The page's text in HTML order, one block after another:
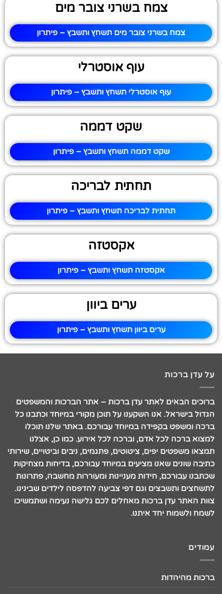
צמח בשרני צובר מים
צמח בשרני צובר מים תשחץ ותשבץ – פיתרון
עוף אוסטרלי
עוף אוסטרלי תשחץ ותשבץ – פיתרון
שקט דממה
שקט דממה תשחץ ותשבץ – פיתרון
תחתית לבריכה
תחתית לבריכה תשחץ ותשבץ – פיתרון
אקסטזה
אקסטזה תשחץ ותשבץ – פיתרון
ערים ביוון
ערים ביוון תשחץ ותשבץ – פיתרון
על עדן ברכות
ברוכים הבאים לאתר עדן ברכות – אתר הברכות והמשפטים
הגדול בישראל. אנו השקענו על תוכן מקורי במיוחד וכתבנו כל
ברכה ומשפט בקפידה במיוחד עבורכם. באתר שלנו תוכלו
למצוא ברכה לכל אדם, וברכה לכל אירוע. כמו כן, אצלנו
תמצאו משפטים יפים, ציטוטים, פתגמים, ניבים וביטויים, שירותי
כתיבה שונים שאנו מציעים במיוחד עבורכם, בדיחות מצחיקות
שכתבנו עבורכם, חידות מעניינות ומעוררות מחשבה, פתרונות
לתשחצים ותשבצים וגם דפי צביעה להדפסה לילדים שבינינו.
צוות האתר עדן ברכות מאחלים לכם גלישה נעימה ושתמשיכו
לשמח ולשמוח יחד איתנו.
עמודים
ברכות מהיהדות